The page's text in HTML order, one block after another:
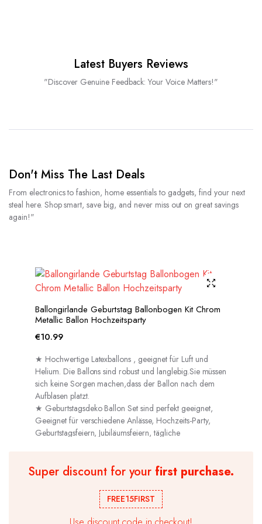
Latest Buyers Reviews
"Discover Genuine Feedback: Your Voice Matters!"
Don't Miss The Last Deals
From electronics to fashion, home essentials to gadgets, find your next
steal here. Shop smart, save big, and never miss out on great savings
again!"
Ballongirlande Geburtstag Ballonbogen Kit Chrom
Metallic Ballon Hochzeitsparty
€10.99
★ Hochwertige Latexballons , geeignet für Luft und
Helium. Die Ballons sind robust und langlebig.Sie müssen
sich keine Sorgen machen,dass der Ballon nach dem
Aufblasen platzt.
★ Geburtstagsdeko Ballon Set sind perfekt geeignet,
Geeignet für verschiedene Anlässe, Hochzeits-Party,
Geburtstagsfeiern, Jubiläumsfeiern, tägliche
Super discount for yourfirst purchase.
FREE15FIRST